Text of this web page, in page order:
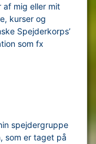
af mig eller mit
kurser og
Spejderkorps’
som fx
spejdergruppe
som er taget på